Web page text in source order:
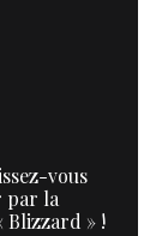
vous
par la
Blizzard » !